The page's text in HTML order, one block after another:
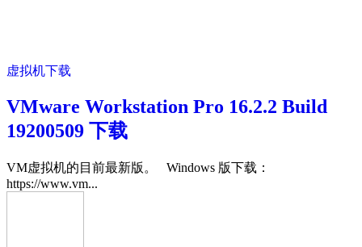
虚拟机下载
VMware Workstation Pro 16.2.2 Build
19200509 下载
VM虚拟机的目前最新版。 Windows 版下载：
https://www.vm...